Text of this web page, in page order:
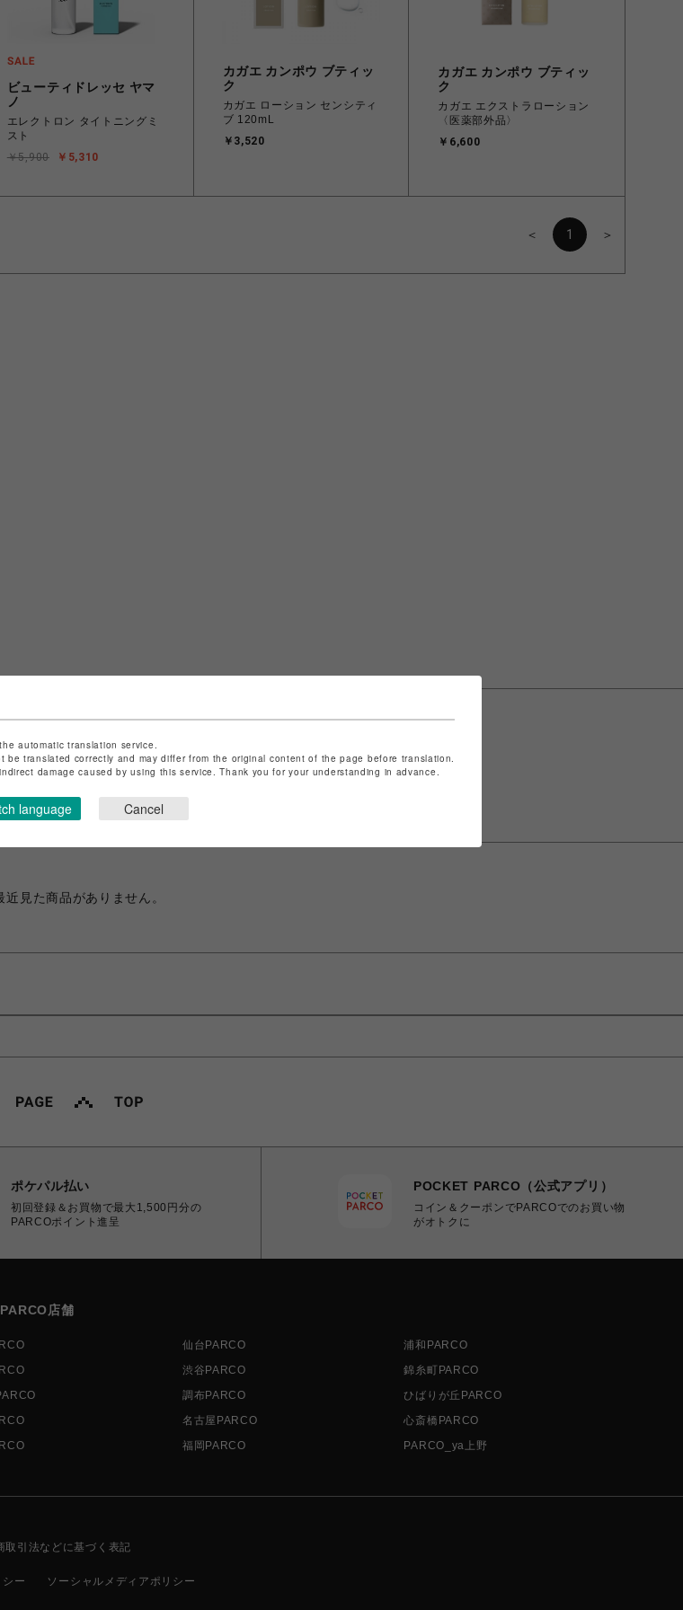
ビューティドレッセ ヤマ
ノ
エレクトロン タイトニングミ
スト
￥5,310
￥5,900
カガエ カンポウ ブティッ
ク
カガエ ローション センシティ
ブ 120mL
￥3,520
カガエ カンポウ ブティッ
ク
カガエ エクストラローション
〈医薬部外品〉
￥6,600
＜ 1 ＞
ITEMS
最近チェックしたアイテム
近見た商品がありません。
ポケパル払い
初回登録＆お買物で最大1,500円分の
PARCOポイント進呈
POCKET PARCO（公式アプリ）
コイン＆クーポンでPARCOでのお買い物
がオトクに
店舗
仙台PARCO
浦和PARCO
渋谷PARCO
錦糸町PARCO
調布PARCO
ひばりが丘PARCO
名古屋PARCO
心斎橋PARCO
福岡PARCO PARCO_ya上野
取引法などに基づく表記
シー ソーシャルメディアポリシー
automatic translation service.
be translated correctly and may differ from the original content of the page before translation.
damage caused by using this service. Thank you for your understanding in advance.
language Cancel